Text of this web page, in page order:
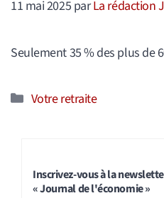
11 mai 2025 parLa rédaction
Seulement 35 % des plus de
Catégories
Votre retraite
Inscrivez-vous à la
« Journal de l'économie »